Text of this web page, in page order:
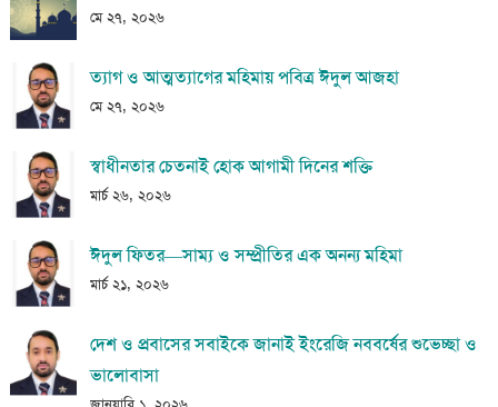
মে ২৭, ২০২৬
ত্যাগ ও আত্মত্যাগের মহিমায় পবিত্র ঈদুল আজহা
মে ২৭, ২০২৬
স্বাধীনতার চেতনাই হোক আগামী দিনের শক্তি
মার্চ ২৬, ২০২৬
ঈদুল ফিতর—সাম্য ও সম্প্রীতির এক অনন্য মহিমা
মার্চ ২১, ২০২৬
দেশ ও প্রবাসের সবাইকে জানাই ইংরেজি নববর্ষের শুভেচ্ছা ও
ভালোবাসা